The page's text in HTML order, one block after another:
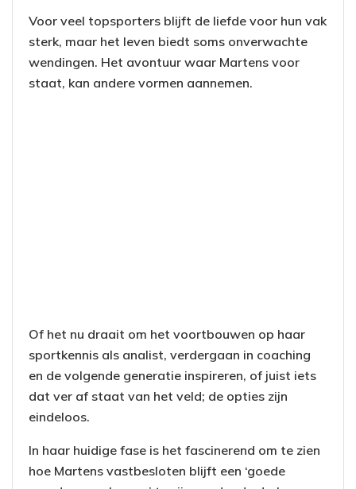
Voor veel topsporters blijft de liefde voor hun vak
sterk, maar het leven biedt soms onverwachte
wendingen. Het avontuur waar Martens voor
staat, kan andere vormen aannemen.
Of het nu draait om het voortbouwen op haar
sportkennis als analist, verdergaan in coaching
en de volgende generatie inspireren, of juist iets
dat ver af staat van het veld; de opties zijn
eindeloos.
In haar huidige fase is het fascinerend om te zien
hoe Martens vastbesloten blijft een ‘goede